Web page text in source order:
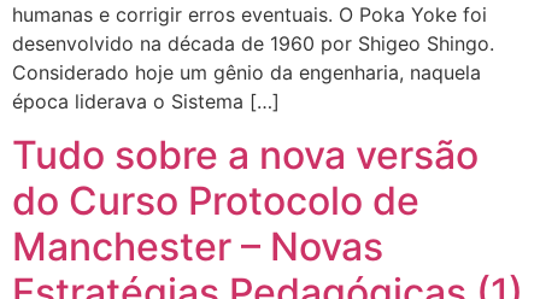
humanas e corrigir erros eventuais. O Poka Yoke foi
desenvolvido na década de 1960 por Shigeo Shingo.
Considerado hoje um gênio da engenharia, naquela
época liderava o Sistema […]
Tudo sobre a nova versão
do Curso Protocolo de
Manchester – Novas